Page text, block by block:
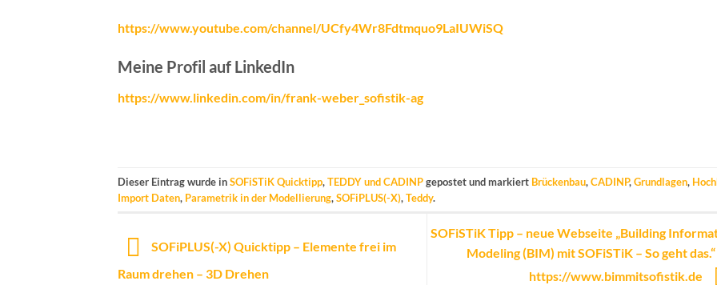
https://www.youtube.com/channel/UCfy4Wr8Fdtmquo9LaIUWiSQ
Meine Profil auf LinkedIn
https://www.linkedin.com/in/frank-weber_sofistik-ag
Dieser Eintrag wurde inSOFiSTiK Quicktipp,TEDDY und CADINPgepostet und markiert Brückenbau,CADINP,Grundlagen,
Import Daten, Parametrik in der Modellierung,SOFiPLUS(-X),Teddy.
SOFiPLUS(-X) Quicktipp – Elemente frei im
Raum drehen – 3D Drehen
SOFiSTiK Tipp – neue Webseite „Building
Modeling (BIM) mit SOFiSTiK – So geht
https://www.bimmitsofistik.de